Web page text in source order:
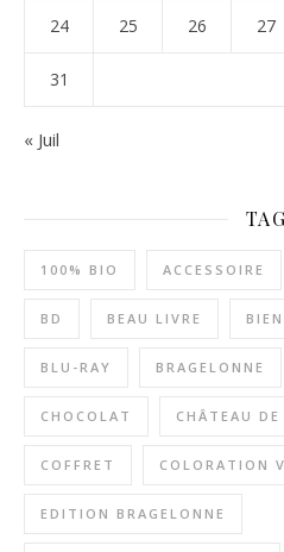
24 25 26 27
31
« Juil
TAG
100% BIO ACCESSOIRE
BD BEAU LIVRE
BLU-RAY BRAGELONNE
CHOCOLAT CHÂTEAU
COFFRET COLORATION
EDITION BRAGELONNE